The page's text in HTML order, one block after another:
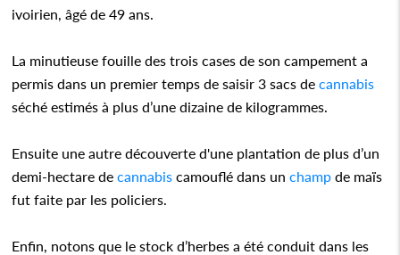
ivoirien, âgé de 49 ans.
La minutieuse fouille des trois cases de son campement a
permis dans un premier temps de saisir 3 sacs decannabis
séché estimés à plus d’une dizaine de kilogrammes.
Ensuite une autre découverte d'une plantation de plus d’un
demi-hectare decannabis camouflé dans unchamp de maïs
fut faite par les policiers.
Enfin, notons que le stock d’herbes a été conduit dans les